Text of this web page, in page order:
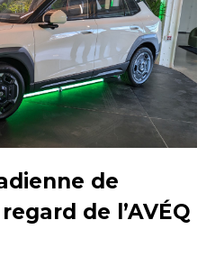
de
de l’AVÉQ